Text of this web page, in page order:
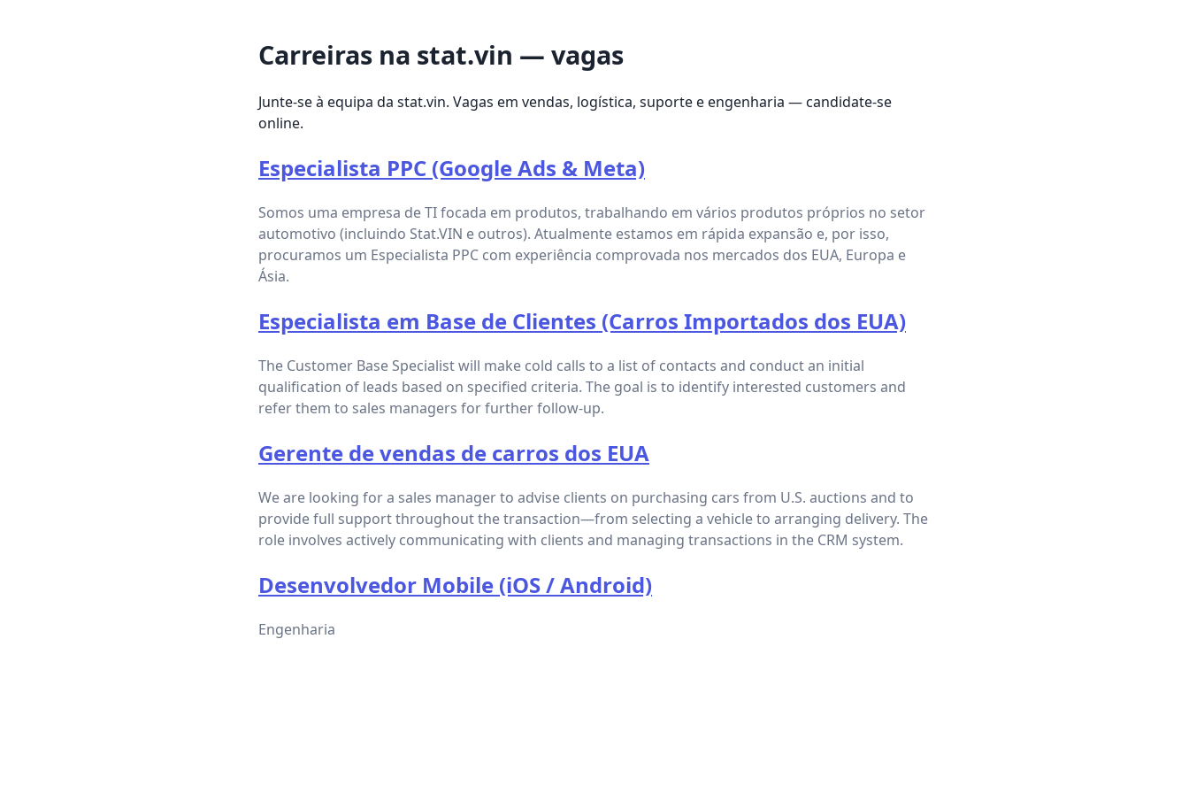
Carreiras na stat.vin — vagas
Junte-se à equipa da stat.vin. Vagas em vendas, logística, suporte e engenharia — candidate-se
online.
Especialista PPC (Google Ads & Meta)
Somos uma empresa de TI focada em produtos, trabalhando em vários produtos próprios no setor
automotivo (incluindo Stat.VIN e outros). Atualmente estamos em rápida expansão e, por isso,
procuramos um Especialista PPC com experiência comprovada nos mercados dos EUA, Europa e
Ásia.
Especialista em Base de Clientes (Carros Importados dos EUA)
The Customer Base Specialist will make cold calls to a list of contacts and conduct an initial
qualification of leads based on specified criteria. The goal is to identify interested customers and
refer them to sales managers for further follow-up.
Gerente de vendas de carros dos EUA
We are looking for a sales manager to advise clients on purchasing cars from U.S. auctions and to
provide full support throughout the transaction—from selecting a vehicle to arranging delivery. The
role involves actively communicating with clients and managing transactions in the CRM system.
Desenvolvedor Mobile (iOS / Android)
Engenharia